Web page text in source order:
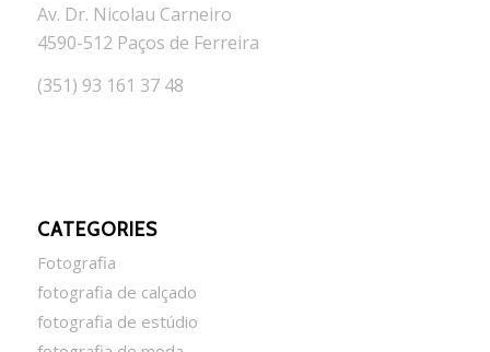
Av. Dr. Nicolau Carneiro
4590-512 Paços de Ferreira
(351) 93 161 37 48
CATEGORIES
Fotografia
fotografia de calçado
fotografia de estúdio